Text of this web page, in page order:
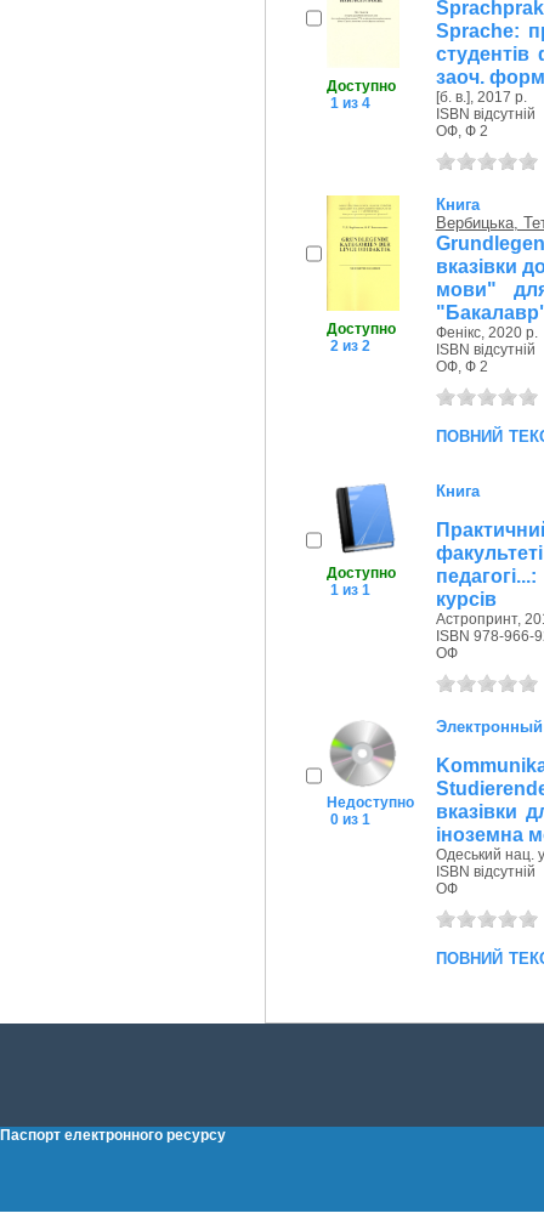
Доступно
1 из 4
Sprache:
заоч.
[б. в.], 2017 р.
ISBN відсутній
ОФ, Ф 2
Доступно
2 из 2
Книга
Вербицька,
вказівки
мови"
"Бакалавр"
Фенікс, 2020 р.
ISBN відсутній
ОФ, Ф 2
повний
Доступно
1 из 1
Книга
курсів
Астропринт,
ISBN 978-966-
ОФ
Недоступно
0 из 1
Электронный
вказівки
іноземна
Одеський нац.
ISBN відсутній
ОФ
повний
Паспорт електронного ресурсу